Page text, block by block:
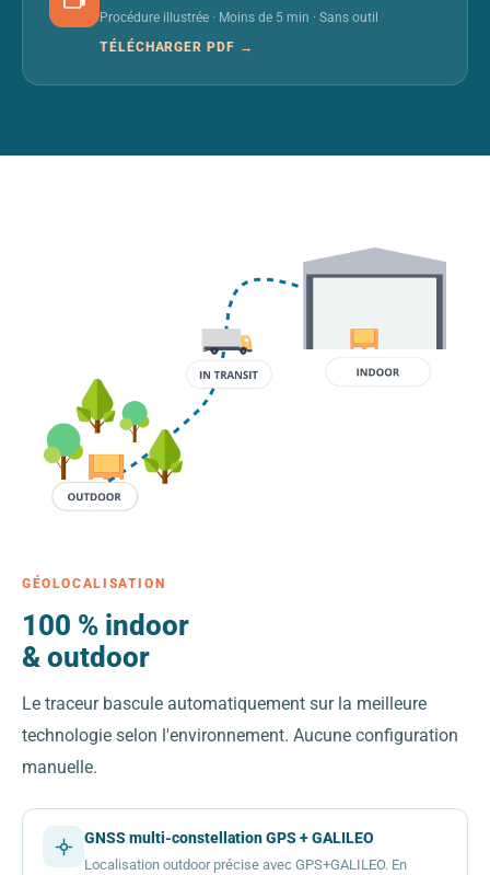
Procédure illustrée · Moins de 5 min · Sans outil
TÉLÉCHARGER PDF →
GÉOLOCALISATION
100 % indoor
& outdoor
Le traceur bascule automatiquement sur la meilleure
technologie selon l'environnement. Aucune configuration
manuelle.
GNSS multi-constellation GPS + GALILEO
Localisation outdoor précise avec GPS+GALILEO. En